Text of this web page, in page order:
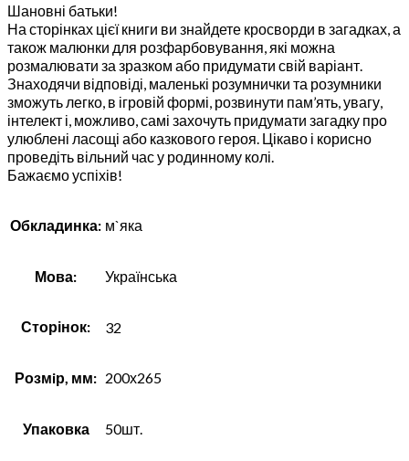
Шановні батьки!
На сторінках цієї книги ви знайдете кросворди в загадках, а
також малюнки для розфарбовування, які можна
розмалювати за зразком або придумати свій варіант.
Знаходячи відповіді, маленькі розумнички та розумники
зможуть легко, в ігровій формі, розвинути пам’ять, увагу,
інтелект і, можливо, самі захочуть придумати загадку про
улюблені ласощі або казкового героя. Цікаво і корисно
проведіть вільний час у родинному колі.
Бажаємо успіхів!
Обкладинка: м`яка
Мова: Українська
Сторінок: 32
Розмiр, мм: 200х265
Упаковка 50шт.